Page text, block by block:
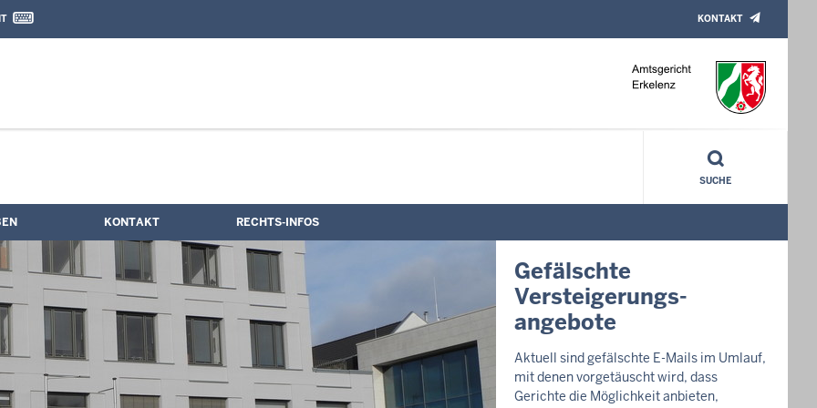
Kontaktformular
KONTAKT
SUCHE
KONTAKT RECHTS-INFOS
Herzlich
beim Amtsgericht
Erkelenz
Das Amtsgericht Erkelenz
Ihnen mit dieser nutzerfreundlichen
Webseite. Dies betrifft